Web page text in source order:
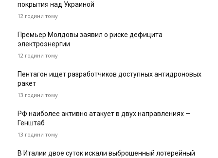
покрытия над Украиной
12 години тому
Премьер Молдовы заявил о риске дефицита
электроэнергии
12 години тому
Пентагон ищет разработчиков доступных антидроновых
ракет
13 години тому
РФ наиболее активно атакует в двух направлениях —
Генштаб
13 години тому
В Италии двое суток искали выброшенный лотерейный